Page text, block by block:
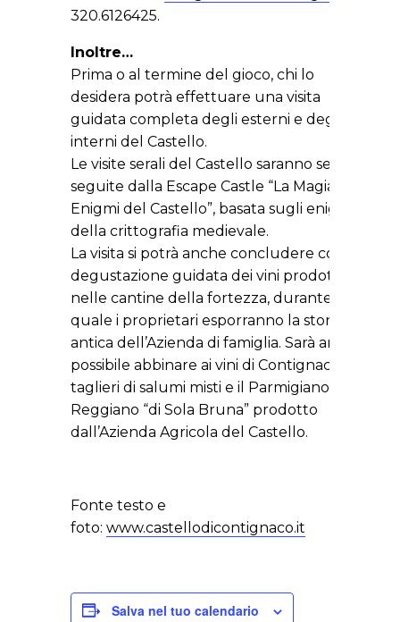
320.6126425.
Inoltre…
Prima o al termine del gioco, chi lo
desidera potrà effettuare una visita
guidata completa degli esterni e degli
interni del Castello.
Le visite serali del Castello saranno sempre
seguite dalla Escape Castle “La Magia e gli
Enigmi del Castello”, basata sugli enigmi
della crittografia medievale.
La visita si potrà anche concludere con una
degustazione guidata dei vini prodotti
nelle cantine della fortezza, durante la
quale i proprietari esporranno la storia
antica dell’Azienda di famiglia. Sarà anche
possibile abbinare ai vini di Contignaco vari
taglieri di salumi misti e il Parmigiano
Reggiano “di Sola Bruna” prodotto
dall’Azienda Agricola del Castello.
Fonte testo e
foto: www.castellodicontignaco.it
Salva nel tuo calendario